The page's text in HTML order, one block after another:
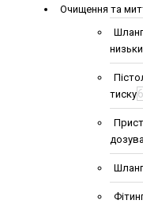
Очищення та
тиску